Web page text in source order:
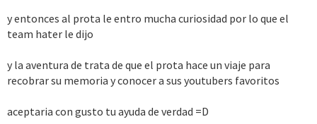
y entonces al prota le entro mucha curiosidad por lo que el
team hater le dijo
y la aventura de trata de que el prota hace un viaje para
recobrar su memoria y conocer a sus youtubers favoritos
aceptaria con gusto tu ayuda de verdad =D